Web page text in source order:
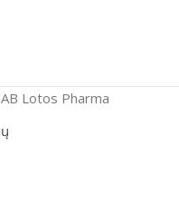
Lotos Pharma